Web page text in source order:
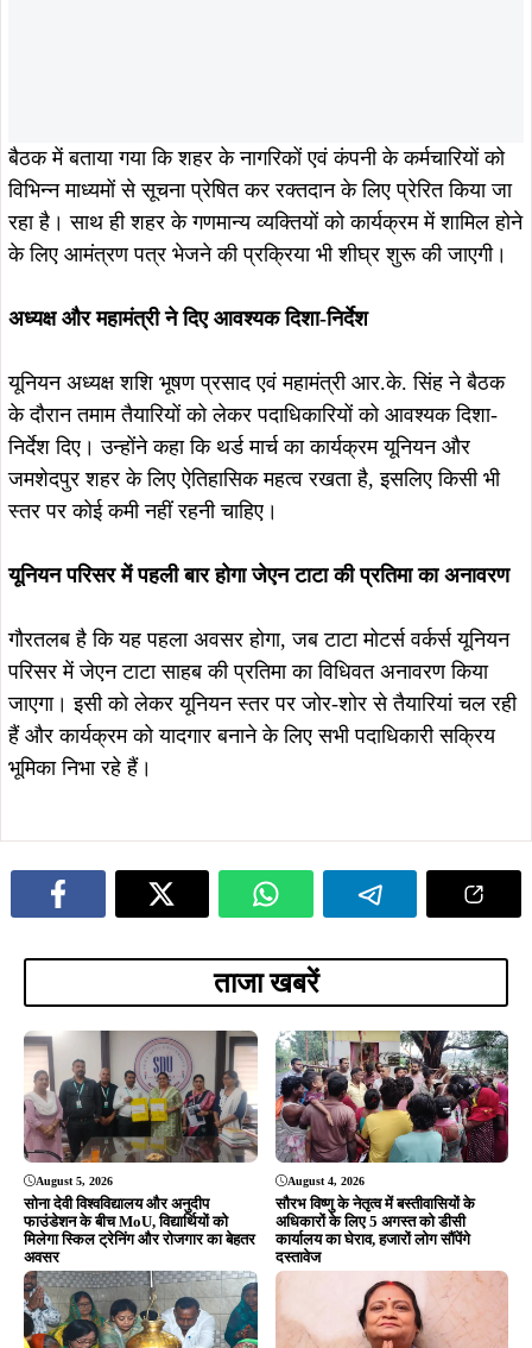
बैठक में बताया गया कि शहर के नागरिकों एवं कंपनी के कर्मचारियों को
विभिन्न माध्यमों से सूचना प्रेषित कर रक्तदान के लिए प्रेरित किया जा
रहा है। साथ ही शहर के गणमान्य व्यक्तियों को कार्यक्रम में शामिल होने
के लिए आमंत्रण पत्र भेजने की प्रक्रिया भी शीघ्र शुरू की जाएगी।
अध्यक्ष और महामंत्री ने दिए आवश्यक दिशा-निर्देश
यूनियन अध्यक्ष शशि भूषण प्रसाद एवं महामंत्री आर.के. सिंह ने बैठक
के दौरान तमाम तैयारियों को लेकर पदाधिकारियों को आवश्यक दिशा-
निर्देश दिए। उन्होंने कहा कि थर्ड मार्च का कार्यक्रम यूनियन और
जमशेदपुर शहर के लिए ऐतिहासिक महत्व रखता है, इसलिए किसी भी
स्तर पर कोई कमी नहीं रहनी चाहिए।
यूनियन परिसर में पहली बार होगा जेएन टाटा की प्रतिमा का अनावरण
गौरतलब है कि यह पहला अवसर होगा, जब टाटा मोटर्स वर्कर्स यूनियन
परिसर में जेएन टाटा साहब की प्रतिमा का विधिवत अनावरण किया
जाएगा। इसी को लेकर यूनियन स्तर पर जोर-शोर से तैयारियां चल रही
हैं और कार्यक्रम को यादगार बनाने के लिए सभी पदाधिकारी सक्रिय
भूमिका निभा रहे हैं।
ताजा खबरें
August 5, 2026
सोना देवी विश्वविद्यालय और अनुदीप
फाउंडेशन के बीच MoU, विद्यार्थियों को
मिलेगा स्किल ट्रेनिंग और रोजगार का बेहतर
अवसर
August 4, 2026
सौरभ विष्णु के नेतृत्व में बस्तीवासियों के
अधिकारों के लिए 5 अगस्त को डीसी
कार्यालय का घेराव, हजारों लोग सौंपेंगे
दस्तावेज